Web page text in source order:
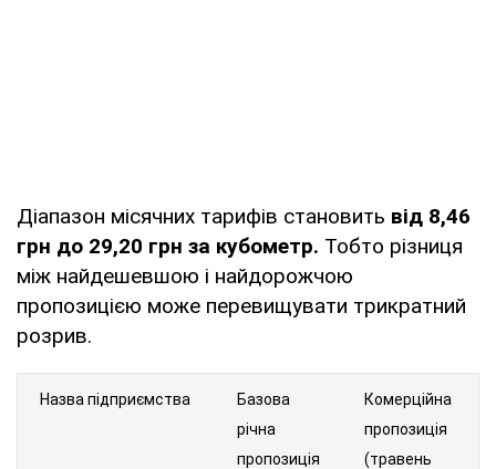
Діапазон місячних тарифів становить від 8,46
грн до 29,20 грн за кубометр. Тобто різниця
між найдешевшою і найдорожчою
пропозицією може перевищувати трикратний
розрив.
Назва підприємства
Базова
річна
пропозиція
Комерційна
пропозиція
(травень